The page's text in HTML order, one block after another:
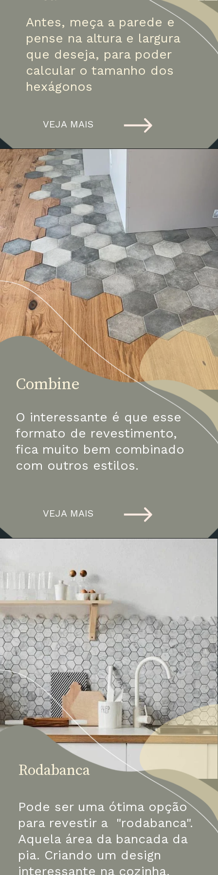
Antes, meça a parede e
pense na altura e largura
que deseja, para poder
calcular o tamanho dos
hexágonos
VEJA MAIS
O interessante é que esse
formato de revestimento,
fica muito bem combinado
com outros estilos.
VEJA MAIS
Combine
Pode ser uma ótima opção
para revestir a  "rodabanca".
Aquela área da bancada da
pia. Criando um design
interessante na cozinha.
Rodabanca